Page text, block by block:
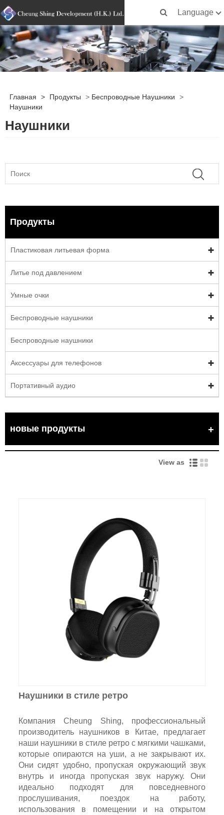
Language
Главная > Продукты > Беспроводные Наушники
>
Наушники
Наушники
Продукты
Пластиковая литьевая форма
Литье под давлением
Умные очки
Беспроводные наушники
Беспроводные наушники
Аксессуары для телефонов
Портативный аудио
новые продукты
View as
Наушники в стиле ретро
Компания Cheung Shing, профессиональный
производитель наушников в Китае, предлагает
наши наушники в стиле ретро с мягкими чашками,
которые опираются на уши, а не закрывают их.
Они сидят удобно, пропуская окружающий звук
внутрь и иногда пропуская звук наружу. Они
идеально подходят для повседневного
прослушивания, поездок на работу,
использования в помещении и на открытом